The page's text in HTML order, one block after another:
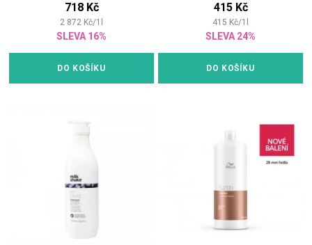
718 Kč
2 872 Kč/1
SLEVA 16%
DO KOŠÍKU
415 Kč
415 Kč/1
SLEVA 24%
DO KOŠÍKU